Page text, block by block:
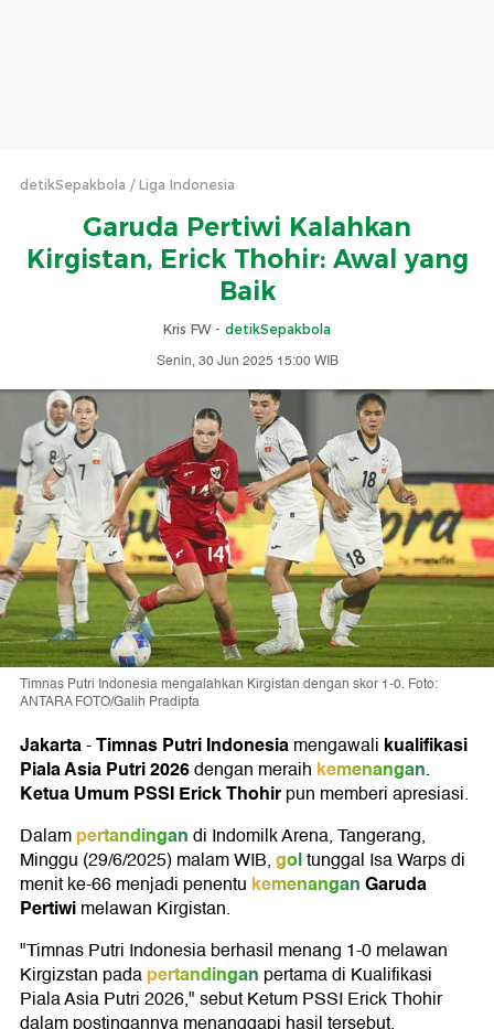
detikSepakbola Liga Indonesia
Garuda Pertiwi Kalahkan
Kirgistan, Erick Thohir: Awal yang
Baik
Kris FW - detikSepakbola
Senin, 30 Jun 2025 15:00 WIB
Timnas Putri Indonesia mengalahkan Kirgistan dengan skor 1-0. Foto:
ANTARA FOTO/Galih Pradipta
Jakarta-Timnas Putri Indonesiamengawali kualifikasi
Piala Asia Putri 2026dengan meraih kemenangan.
Ketua Umum PSSI Erick Thohirpun memberi apresiasi.
Dalampertandingandi Indomilk Arena, Tangerang,
Minggu (29/6/2025) malam WIB,goltunggal Isa Warps di
menit ke-66 menjadi penentu kemenanganGaruda
Pertiwimelawan Kirgistan.
"Timnas Putri Indonesia berhasil menang 1-0 melawan
Kirgizstan padapertandingan pertama di Kualifikasi
Piala Asia Putri 2026," sebut Ketum PSSI Erick Thohir